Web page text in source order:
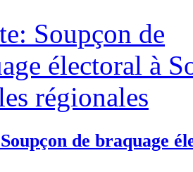
de braquage